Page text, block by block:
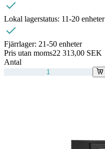
Lokal lagerstatus: 11-20 enheter
Fjärrlager: 21-50 enheter
Pris utan moms22 313,00 SEK
Antal